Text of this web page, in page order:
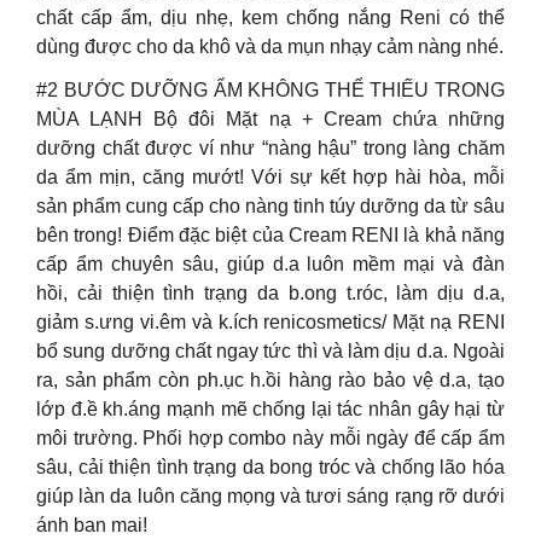
chất cấp ẩm, dịu nhẹ, kem chống nắng Reni có thể
dùng được cho da khô và da mụn nhạy cảm nàng nhé.
#2 BƯỚC DƯỠNG ẨM KHÔNG THỂ THIẾU TRONG
MÙA LẠNH Bộ đôi Mặt nạ + Cream chứa những
dưỡng chất được ví như “nàng hậu” trong làng chăm
da ẩm mịn, căng mướt! Với sự kết hợp hài hòa, mỗi
sản phẩm cung cấp cho nàng tinh túy dưỡng da từ sâu
bên trong! Điểm đặc biệt của Cream RENI là khả năng
cấp ẩm chuyên sâu, giúp d.a luôn mềm mại và đàn
hồi, cải thiện tình trạng da b.ong t.róc, làm dịu d.a,
giảm s.ưng vi.êm và k.ích renicosmetics/ Mặt nạ RENI
bổ sung dưỡng chất ngay tức thì và làm dịu d.a. Ngoài
ra, sản phẩm còn ph.ục h.ồi hàng rào bảo vệ d.a, tạo
lớp đ.ề kh.áng mạnh mẽ chống lại tác nhân gây hại từ
môi trường. Phối hợp combo này mỗi ngày để cấp ẩm
sâu, cải thiện tình trạng da bong tróc và chống lão hóa
giúp làn da luôn căng mọng và tươi sáng rạng rỡ dưới
ánh ban mai!